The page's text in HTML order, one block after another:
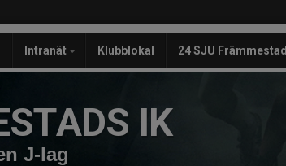
Intranät Klubblokal 24 SJU Främmestad
IK
J-lag